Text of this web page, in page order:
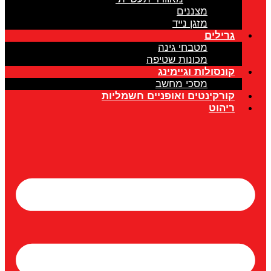
גרילים
מטבחי גינה
מכונות שטיפה
קונסולות וגיימינג
מסכי מחשב
קורקינטים ואופניים חשמליות
ריהוט